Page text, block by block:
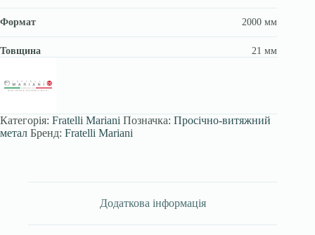
Формат 2000 мм
Товщина 21 мм
Категорія: Fratelli Mariani Позначка: Просічно-витяжний
метал Бренд: Fratelli Mariani
Додаткова інформація